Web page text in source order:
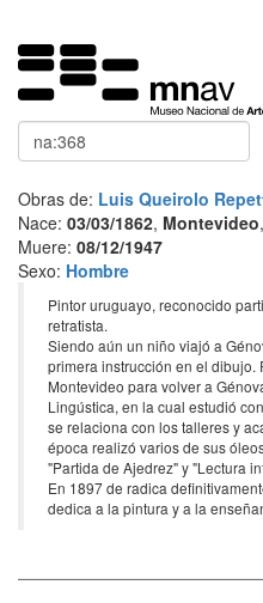
Buscar
Obras de: Luis Queirolo
Nace: 03/03/1862, Montevideo,
Muere: 08/12/1947
Sexo: Hombre
Pintor uruguayo, reconocido
retratista.
Siendo aún un niño viajó a
primera instrucción en el dibujo.
Montevideo para volver a
Lingústica, en la cual estudió
se relaciona con los talleres y
época realizó varios de sus
"Partida de Ajedrez" y "Lectura
En 1897 de radica
dedica a la pintura y a la